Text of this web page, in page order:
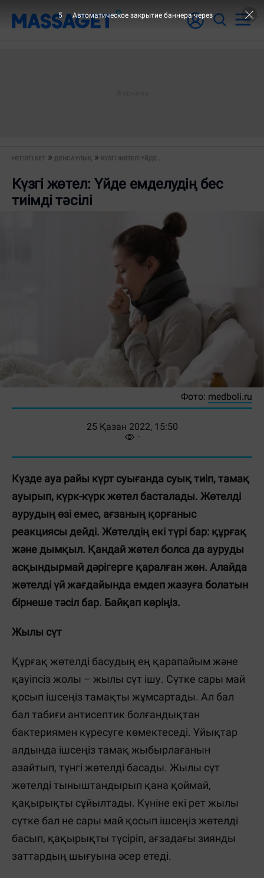
НЕГІЗГІ БЕТ ДЕНСАУЛЫҚ КҮЗГІ ЖӨТЕЛ: ҮЙДЕ...
Күзгі жөтел: Үйде емделудің бес
тиімді тәсілі
Фото: medboli.ru
25 Қазан 2022, 15:50
Күзде ауа райы күрт суығанда суық тиіп, тамақ
ауырып, күрк-күрк жөтел басталады. Жөтелді
аурудың өзі емес, ағзаның қорғаныс
реакциясы дейді. Жөтелдің екі түрі бар: құрғақ
және дымқыл. Қандай жөтел болса да ауруды
асқындырмай дәрігерге қаралған жөн. Алайда
жөтелді үй жағдайында емдеп жазуға болатын
бірнеше тәсіл бар. Байқап көріңіз.
Жылы сүт
Құрғақ жөтелді басудың ең қарапайым және
қауіпсіз жолы – жылы сүт ішу. Сүтке сары май
қосып ішсеңіз тамақты жұмсартады. Ал бал
бал табиғи антисептик болғандықтан
бактериямен күресуге көмектеседі. Ұйықтар
алдында ішсеңіз тамақ жыбырлағанын
азайтып, түнгі жөтелді басады. Жылы сүт
жөтелді тыныштандырып қана қоймай,
қақырықты сұйылтады. Күніне екі рет жылы
сүтке бал не сары май қосып ішсеңіз жөтелді
басып, қақырықты түсіріп, ағзадағы зиянды
заттардың шығуына әсер етеді.
5 Автоматическое закрытие баннера через